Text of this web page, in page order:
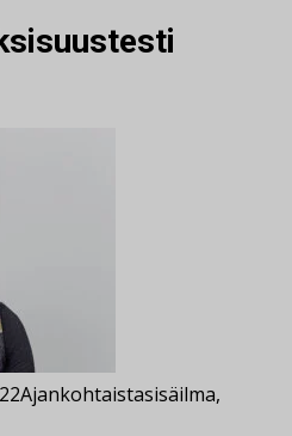
Ajankohtaistasisäilma,